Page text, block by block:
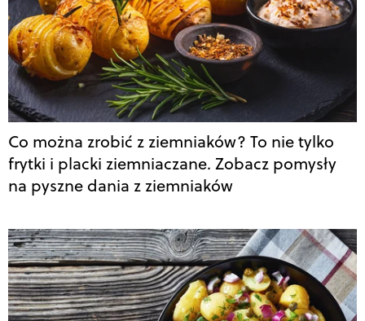
Co można zrobić z ziemniaków? To nie tylko
frytki i placki ziemniaczane. Zobacz pomysły
na pyszne dania z ziemniaków